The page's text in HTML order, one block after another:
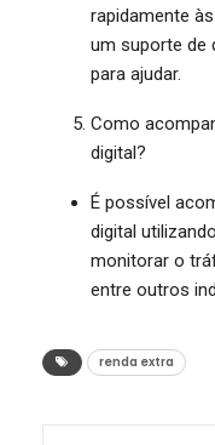
rapidamente
um suporte de
para ajudar.
Como
digital?
É possível
digital
monitorar o
entre outros
renda extra